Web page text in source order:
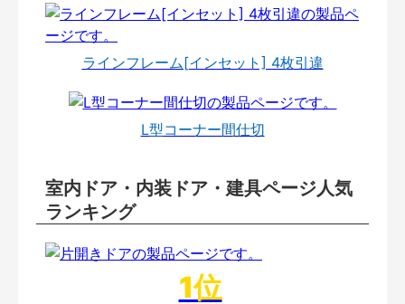
ラインフレーム[インセット] 4枚引違
L型コーナー間仕切
室内ドア・内装ドア・建具ページ人気
ランキング